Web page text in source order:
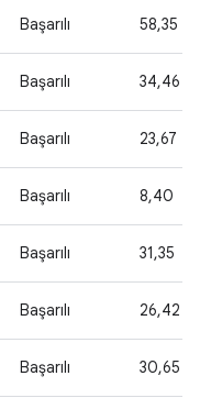
Başarılı 58,35
Başarılı 34,46
Başarılı 23,67
Başarılı 8,40
Başarılı 31,35
Başarılı 26,42
Başarılı 30,65